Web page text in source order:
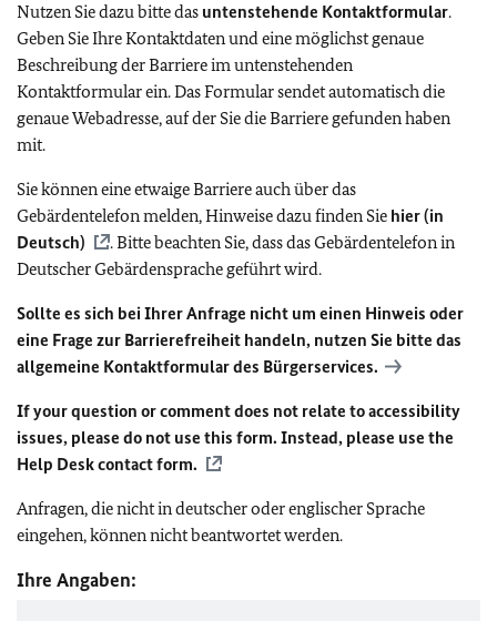
Nutzen Sie dazu bitte das untenstehende Kontaktformular.
Geben Sie Ihre Kontaktdaten und eine möglichst genaue
Beschreibung der Barriere im untenstehenden
Kontaktformular ein. Das Formular sendet automatisch die
genaue Webadresse, auf der Sie die Barriere gefunden haben
mit.
Sie können eine etwaige Barriere auch über das
Gebärdentelefon melden, Hinweise dazu finden Sie hier (in
Deutsch)
. Bitte beachten Sie, dass das Gebärdentelefon in
Deutscher Gebärdensprache geführt wird.
Sollte es sich bei Ihrer Anfrage nicht um einen Hinweis oder
eine Frage zur Barrierefreiheit handeln, nutzen Sie bitte das
allgemeine Kontaktformular des Bürgerservices.
If your question or comment does not relate to accessibility
issues, please do not use this form. Instead, please use the
Help Desk contact form.
Anfragen, die nicht in deutscher oder englischer Sprache
eingehen, können nicht beantwortet werden.
Ihre Angaben: